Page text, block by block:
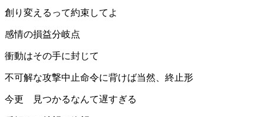
創り変えるって約束してよ
感情の損益分岐点
衝動はその手に封じて
不可解な攻撃中止命令に背けば当然、終止形
今更 見つかるなんて遅すぎる